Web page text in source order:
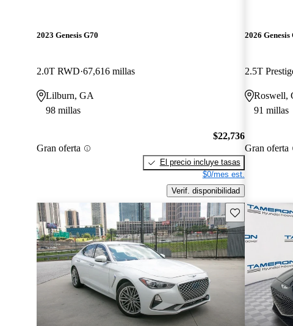
2023 Genesis G70
2.0T RWD 67,616 millas
Lilburn, GA
98 millas
Gran oferta
$22,736
El precio incluye tasas
$0/mes est.
Verif. disponibilidad
2026 Genesis
2.5T
Roswell,
91 millas
Gran oferta
Guarda este